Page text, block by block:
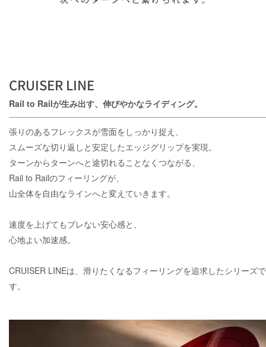
CRUISER LINE
Rail to Railが生み出す、伸びやかなライディング。
張りのあるフレックスが雪面をしっかり捉え、
スムーズな切り返しと安定したエッジグリップを実現。
ターンからターンへと途切れることなくつながる、
Rail to Railのフィーリングが、
山全体を自由なラインへと変えていきます。
速度を上げてもブレない安心感と、
心地よい加速感。
CRUISER LINEは、滑りたくなるフィーリングを追求したシリーズで
す。